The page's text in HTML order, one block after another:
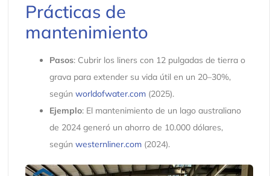
Prácticas de
mantenimiento
Pasos: Cubrir los liners con 12 pulgadas de tierra o
grava para extender su vida útil en un 20–30%,
según worldofwater.com(2025).
Ejemplo: El mantenimiento de un lago australiano
de 2024 generó un ahorro de 10.000 dólares,
según westernliner.com(2024).